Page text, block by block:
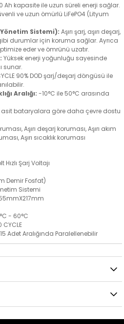
Ah kapasite ile uzun süreli enerji sağlar.
ve uzun ömürlü LiFePO4 (Lityum
Yönetim Sistemi): Aşırı şarj, aşırı deşarj,
gibi durumlar için koruma sağlar. Ayrıca
eder ve ömrünü uzatır.
Yüksek enerji yoğunluğu sayesinde
sunar.
90% DOD şarj/deşarj döngüsü ile
Aralığı: -10°C ile 50°C arasında
asit bataryalara göre daha çevre dostu
Aşırı deşarj koruması, Aşırı akım
Aşırı sıcaklık koruması
Hızlı Şarj Voltajı
Demir Fosfat)
Sistemi
- 60°C
CYCLE
Adet Aralığında Paralellenebilir